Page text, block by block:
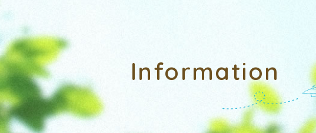
Information